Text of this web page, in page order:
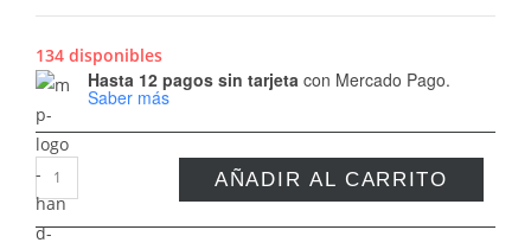
134 disponibles
Hasta 12 pagos sin tarjeta con Mercado Pago.
Saber más
AÑADIR AL CARRITO